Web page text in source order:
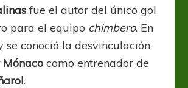
fue el autor del único gol
para el equipo chimbero. En
se conoció la desvinculación
como entrenador de
.